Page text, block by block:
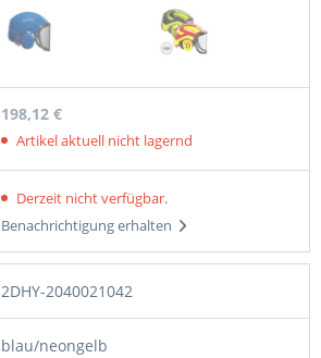
198,12 €
Artikel aktuell nicht lagernd
Derzeit nicht verfügbar.
Benachrichtigung erhalten
2DHY-2040021042
blau/neongelb